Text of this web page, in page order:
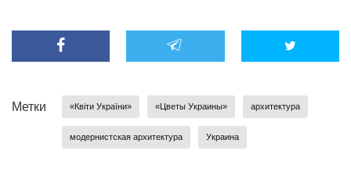
Метки «Квіти України» «Цветы Украины» архитектура
модернистская архитектура Украина